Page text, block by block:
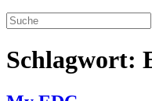
Schlagwort: